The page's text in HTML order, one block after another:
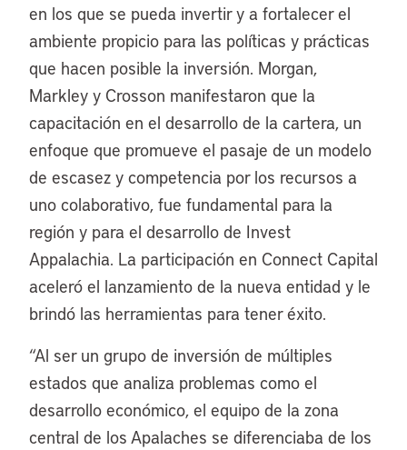
en los que se pueda invertir y a fortalecer el
ambiente propicio para las políticas y prácticas
que hacen posible la inversión. Morgan,
Markley y Crosson manifestaron que la
capacitación en el desarrollo de la cartera, un
enfoque que promueve el pasaje de un modelo
de escasez y competencia por los recursos a
uno colaborativo, fue fundamental para la
región y para el desarrollo de Invest
Appalachia. La participación en Connect Capital
aceleró el lanzamiento de la nueva entidad y le
brindó las herramientas para tener éxito.
“Al ser un grupo de inversión de múltiples
estados que analiza problemas como el
desarrollo económico, el equipo de la zona
central de los Apalaches se diferenciaba de los